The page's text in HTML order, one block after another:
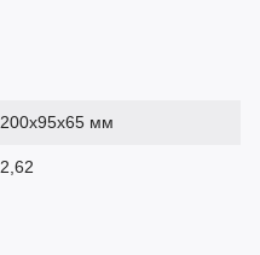
200х95х65 мм
2,62